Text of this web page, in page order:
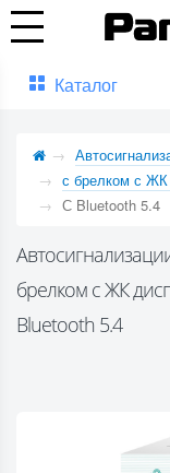
Каталог
с брелком с ЖК
С Bluetooth 5.4
брелком с ЖК
Bluetooth 5.4